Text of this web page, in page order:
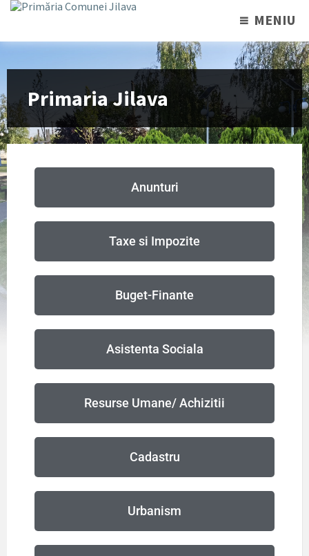
MENIU
Primaria Jilava
Anunturi
Taxe si Impozite
Buget-Finante
Asistenta Sociala
Resurse Umane/ Achizitii
Cadastru
Urbanism